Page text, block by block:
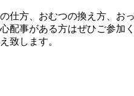
仕方、おむつの換え方、お
配事がある方はぜひご参加く
致します。